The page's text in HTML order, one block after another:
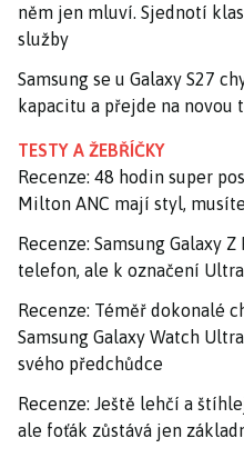
něm jen mluví. Sjednotí
služby
Samsung se u Galaxy S27
kapacitu a přejde na novou
TESTY A ŽEBŘÍČKY
Recenze: 48 hodin super
Milton ANC mají styl,
Recenze: Samsung Galaxy
telefon, ale k označení
Recenze: Téměř dokonalé
Samsung Galaxy Watch
svého předchůdce
Recenze: Ještě lehčí a
ale foťák zůstává jen